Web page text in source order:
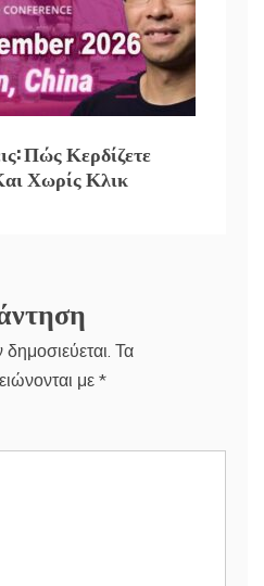
Πώς Κερδίζετε
Χωρίς Κλικ
Τα
με *